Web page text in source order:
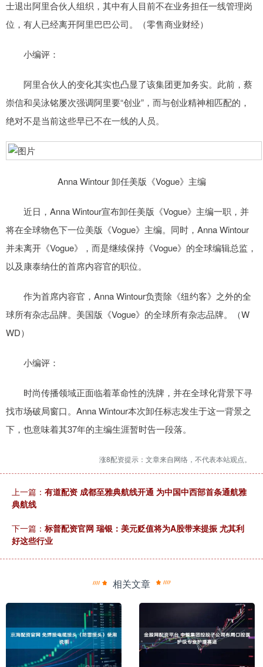
士退出阿里合伙人组织，其中有人目前不在业务担任一线管理岗
位，有人已经离开阿里巴巴公司。（零售商业财经）
小编评：
阿里合伙人的变化其实也凸显了该集团更加务实。此前，蔡
崇信和吴泳铭屡次强调阿里要“创业”，而与创业精神相匹配的，
绝对不是当前这些早已不在一线的人员。
Anna Wintour 卸任美版《Vogue》主编
近日，Anna Wintour宣布卸任美版《Vogue》主编一职，并
将在全球物色下一位美版《Vogue》主编。同时，Anna Wintour
并未离开《Vogue》，而是继续保持《Vogue》的全球编辑总监，
以及康泰纳仕的首席内容官的职位。
作为首席内容官，Anna Wintour负责除《纽约客》之外的全
球所有杂志品牌。美国版《Vogue》的全球所有杂志品牌。（W
WD）
小编评：
时尚传播领域正面临着革命性的洗牌，并在全球化背景下寻
找市场破局窗口。Anna Wintour本次卸任标志发生于这一背景之
下，也意味着其37年的主编生涯暂时告一段落。
涨8配资提示：文章来自网络，不代表本站观点。
上一篇： 有道配资 成都至雅典航线开通 为中国中西部首条通航雅
典航线
下一篇： 标普配资官网 瑞银：美元贬值将为A股带来提振 尤其利
好这些行业
相关文章